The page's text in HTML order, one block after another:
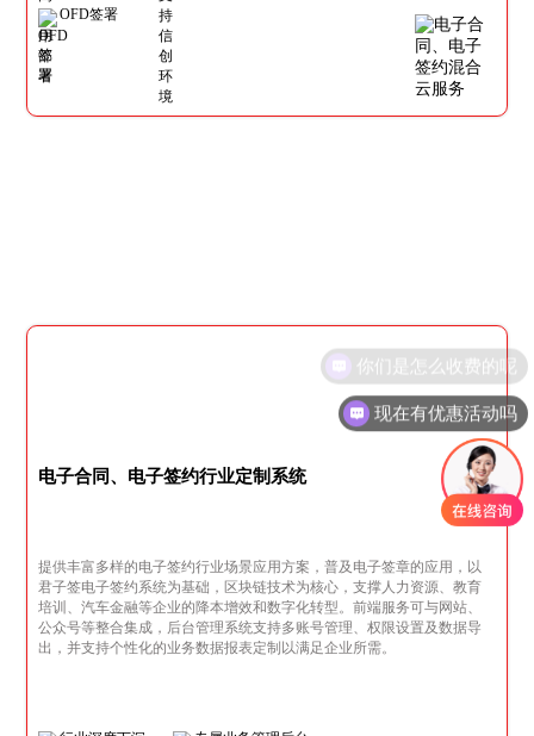
OFD签署
电子合同、电子签约行业定制系统
提供丰富多样的电子签约行业场景应用方案，普及电子签章的应用，以
君子签电子签约系统为基础，区块链技术为核心，支撑人力资源、教育
培训、汽车金融等企业的降本增效和数字化转型。前端服务可与网站、
公众号等整合集成，后台管理系统支持多账号管理、权限设置及数据导
出，并支持个性化的业务数据报表定制以满足企业所需。
现在有优惠活动吗